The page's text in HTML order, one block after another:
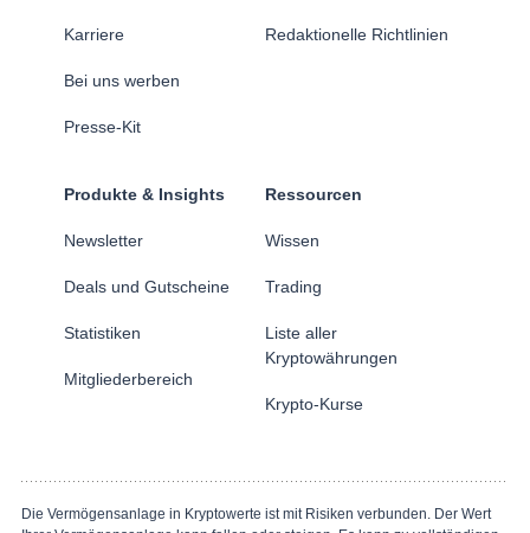
Karriere
Bei uns werben
Presse-Kit
Redaktionelle Richtlinien
Produkte & Insights
Newsletter
Deals und Gutscheine
Statistiken
Mitgliederbereich
Ressourcen
Wissen
Trading
Liste aller
Kryptowährungen
Krypto-Kurse
Die Vermögensanlage in Kryptowerte ist mit Risiken verbunden. Der Wert